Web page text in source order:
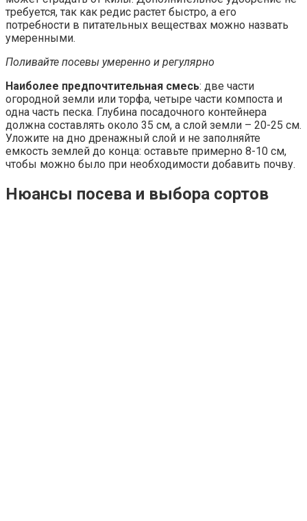
требуется, так как редис растет быстро, а его
потребности в питательных веществах можно назвать
умеренными.
Поливайте посевы умеренно и регулярно
Наиболее предпочтительная смесь: две части
огородной земли или торфа, четыре части компоста и
одна часть песка. Глубина посадочного контейнера
должна составлять около 35 см, а слой земли – 20-25 см.
Уложите на дно дренажный слой и не заполняйте
емкость землей до конца: оставьте примерно 8-10 см,
чтобы можно было при необходимости добавить почву.
Нюансы посева и выбора сортов